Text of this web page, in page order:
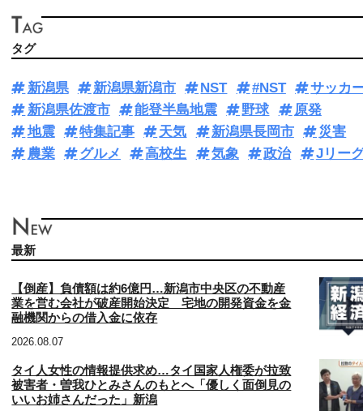
タグ
新潟県 新潟県新潟市 NST #NST
サッカ
新潟県佐渡市
能登半島地震 野球
原発
地震
特集記事 天気 新潟県長岡市
災害
農業
グルメ 高校生 気象 政治 Jリー
最新
【倒産】負債額は約6億円…新潟市中央区の不動産
業を営む会社が破産開始決定 宅地の開発資金を金
融機関からの借入金に依存
2026.08.07
タイ人女性の情報提供求め…タイ国家人権委が拉致
被害者・曽我ひとみさんのもとへ「優しく面倒見の
いいお姉さんだった」新潟